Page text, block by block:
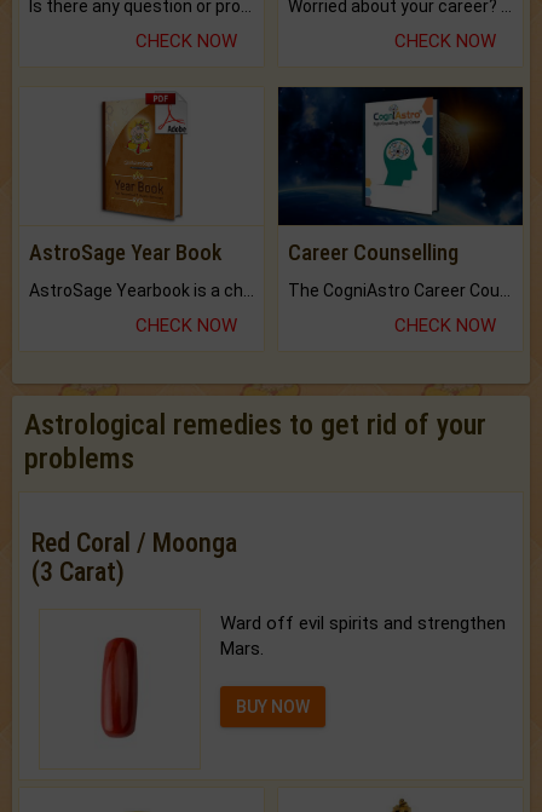
CHECK NOW CHECK NOW
AstroSage Year Book
CHECK NOW
Career Counselling
CHECK NOW
Astrological remedies to get rid of your
problems
Red Coral / Moonga
(3 Carat)
Ward off evil spirits and strengthen
Mars.
BUY NOW